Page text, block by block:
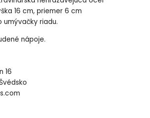
16 cm, priemer 6 cm
umývačky riadu.
nápoje.
16